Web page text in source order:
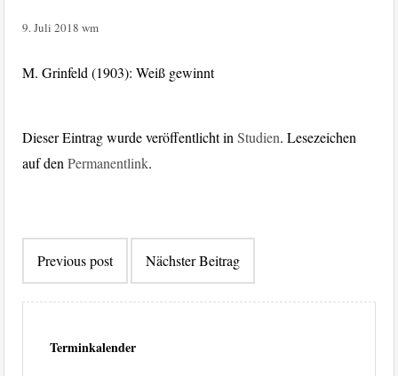
9. Juli 2018 wm
M. Grinfeld (1903): Weiß gewinnt
Dieser Eintrag wurde veröffentlicht inStudien. Lesezeichen
auf denPermanentlink.
Previous post Nächster Beitrag
Terminkalender